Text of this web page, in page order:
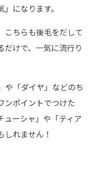
になります。
こちらも後毛をだして
だけで、一気に流行り
や「ダイヤ」などのち
ンポイントでつけた
ューシャ」や「ティア
れません！